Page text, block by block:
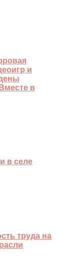
и
в
в селе
труда на